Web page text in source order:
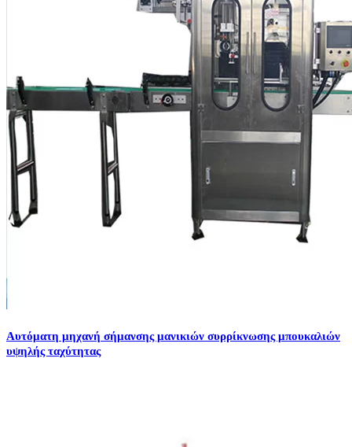
Αυτόματη μηχανή σήμανσης μανικιών συρρίκνωσης μπουκαλιών
υψηλής ταχύτητας